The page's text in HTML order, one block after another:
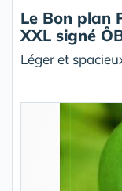
Le Bon plan
XXL signé
Léger et